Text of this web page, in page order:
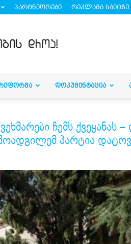
პარტნიორები რეკლამა საიტზე
ᲓᲝᲙᲣᲛᲔᲜᲢᲐᲪᲘᲐ
ჩემს ქვეყანას
პარტია